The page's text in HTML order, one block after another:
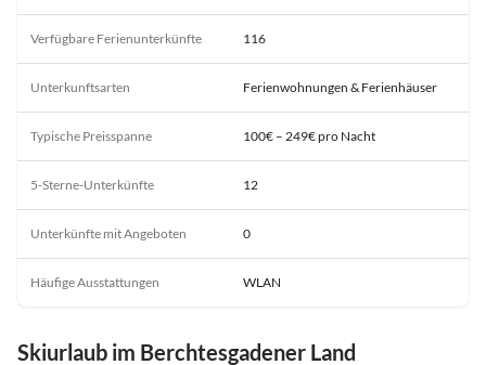
Verfügbare Ferienunterkünfte 116
Unterkunftsarten Ferienwohnungen & Ferienhäuser
Typische Preisspanne 100€ – 249€ pro Nacht
5-Sterne-Unterkünfte 12
Unterkünfte mit Angeboten 0
Häufige Ausstattungen WLAN
Skiurlaub im Berchtesgadener Land